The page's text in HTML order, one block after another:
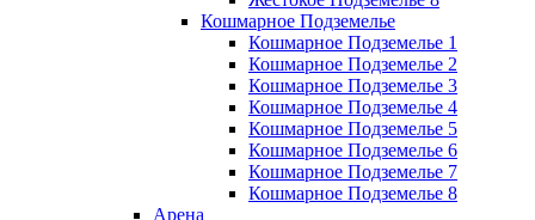
Кошмарное Подземелье
Кошмарное Подземелье 1
Кошмарное Подземелье 2
Кошмарное Подземелье 3
Кошмарное Подземелье 4
Кошмарное Подземелье 5
Кошмарное Подземелье 6
Кошмарное Подземелье 7
Кошмарное Подземелье 8
Арена